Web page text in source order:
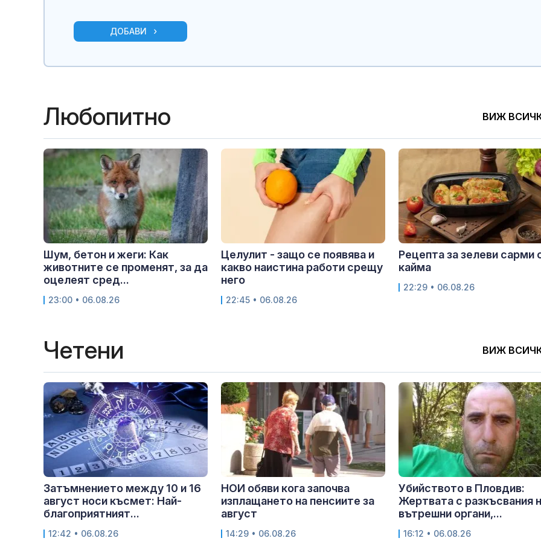
ДОБАВИ
Любопитно ВИЖ
Шум, бетон и жеги: Как
животните се променят, за да
оцелеят сред...
23:00 • 06.08.26
Целулит - защо се появява и
какво наистина работи срещу
него
22:45 • 06.08.26
Рецепта за зелеви сарми
кайма
22:29 • 06.08.26
Четени ВИЖ
Затъмнението между 10 и 16
август носи късмет: Най-
благоприятният...
12:42 • 06.08.26
НОИ обяви кога започва
изплащането на пенсиите за
август
14:29 • 06.08.26
Убийството в Пловдив:
Жертвата с разкъсвания
вътрешни органи,...
16:12 • 06.08.26